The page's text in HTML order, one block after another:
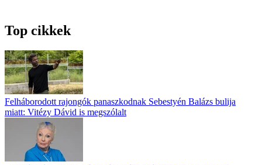
Top cikkek
Felháborodott rajongók panaszkodnak Sebestyén Balázs bulija
miatt: Vitézy Dávid is megszólalt